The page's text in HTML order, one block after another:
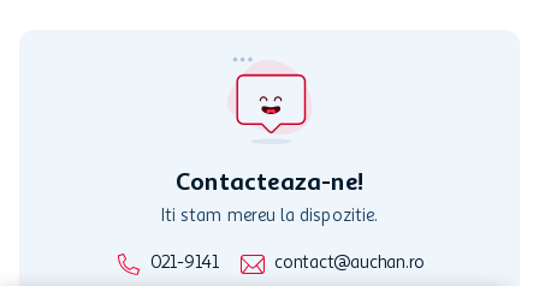
activitati in afara celor mentionate in Termene si Conditii. Auchan
nu raspunde pentru imposibilitatea utilizarii Cardului in perioada in
care aceste este suspendat sau in perioada in care sunt efectuate
Contacteaza-ne!
Iti stam mereu la dispozitie.
021-9141 contact@auchan.ro